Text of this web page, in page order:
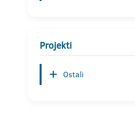
Projekti
Ostali